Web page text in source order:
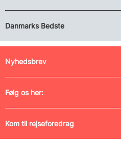
Danmarks Bedste
Nyhedsbrev
Følg os her:
Kom til rejseforedrag